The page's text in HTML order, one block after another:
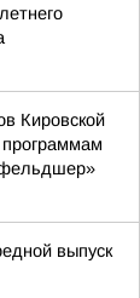
Кировской
фельдшер»
выпуск